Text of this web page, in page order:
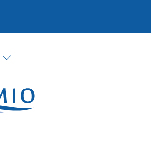
kieleksi valitaan englanti.